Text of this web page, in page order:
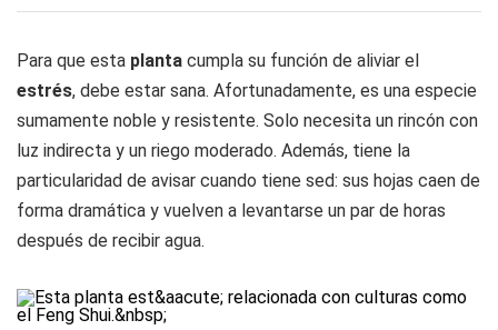
Para que esta planta cumpla su función de aliviar el
estrés, debe estar sana. Afortunadamente, es una especie
sumamente noble y resistente. Solo necesita un rincón con
luz indirecta y un riego moderado. Además, tiene la
particularidad de avisar cuando tiene sed: sus hojas caen de
forma dramática y vuelven a levantarse un par de horas
después de recibir agua.